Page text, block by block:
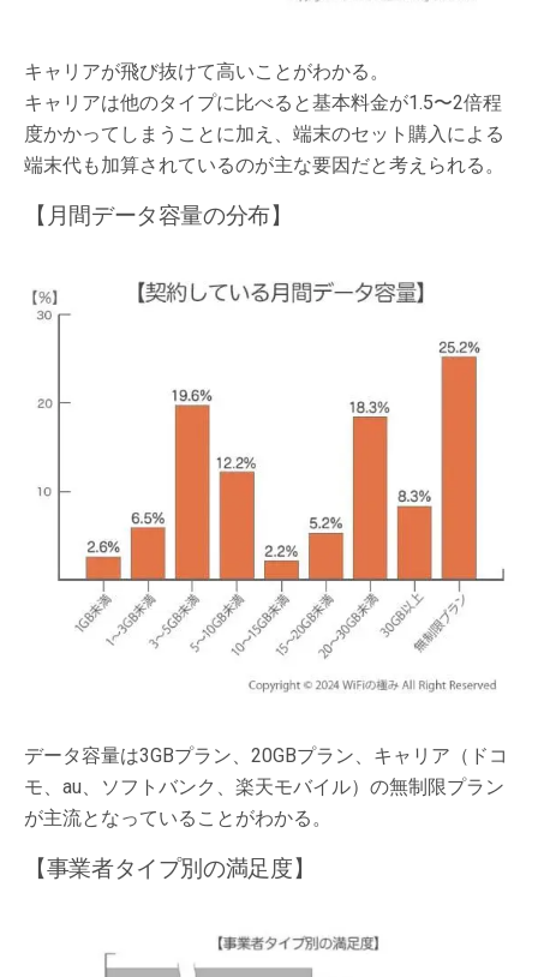
キャリアが飛び抜けて高いことがわかる。
キャリアは他のタイプに比べると基本料金が1.5〜2倍程
度かかってしまうことに加え、端末のセット購入による
端末代も加算されているのが主な要因だと考えられる。
【月間データ容量の分布】
データ容量は3GBプラン、20GBプラン、キャリア（ドコ
モ、au、ソフトバンク、楽天モバイル）の無制限プラン
が主流となっていることがわかる。
【事業者タイプ別の満足度】